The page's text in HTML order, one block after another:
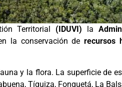
Territorial (IDUVI) la
la conservación derecursos
y la flora. La superficie de
Tíquiza, Fonquetá, La